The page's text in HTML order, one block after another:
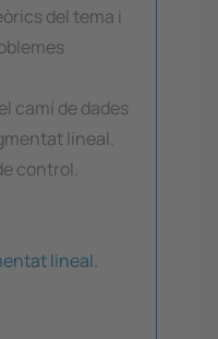
del tema i
camí de dades
lineal.
control.
lineal.